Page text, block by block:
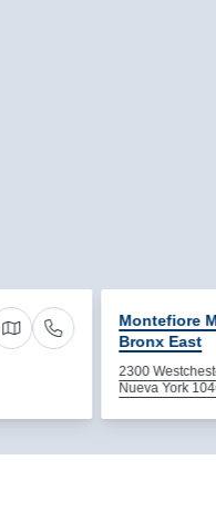
Cómo llegar a 1825
Llámenos
Montefiore
Bronx East
2300
Nueva York